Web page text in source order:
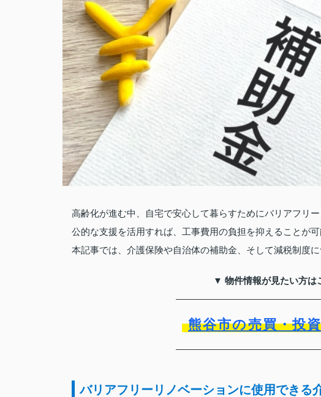
高齢化が進む中、自宅で安心して暮らすためにバリアフリ
公的な支援を活用すれば、工事費用の負担を抑えることが可
本記事では、介護保険や自治体の補助金、そして減税制度に
▼ 物件情報が見たい方は
熊谷市の売買・投
バリアフリーリノベーションに使用できる